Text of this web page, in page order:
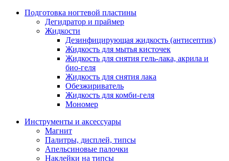
Подготовка ногтевой пластины
Дегидратор и праймер
Жидкости
Дезинфицирующая жидкость (антисептик)
Жидкость для мытья кисточек
Жидкость для снятия гель-лака, акрила и
био-геля
Жидкость для снятия лака
Обезжириватель
Жидкость для комби-геля
Мономер
Инструменты и аксессуары
Магнит
Палитры, дисплей, типсы
Апельсиновые палочки
Наклейки на типсы